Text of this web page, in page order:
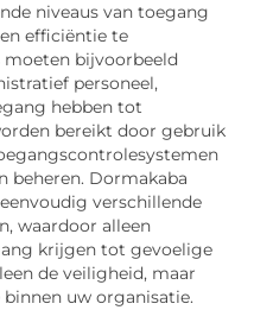
niveaus van toegang
efficiëntie te
moeten bijvoorbeeld
personeel,
hebben tot
bereikt door gebruik
beheren. Dormakaba
verschillende
waardoor alleen
krijgen tot gevoelige
de veiligheid, maar
uw organisatie.